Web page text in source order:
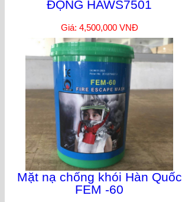
ĐỘNG HAWS7501
Giá: 4,500,000 VNĐ
Mặt nạ chống khói Hàn Quốc
FEM -60